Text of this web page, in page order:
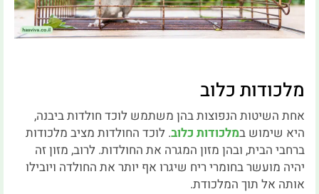
מלכודות כלוב
אחת השיטות הנפוצות בהן משתמש לוכד חולדות ביבנה,
היא שימוש במלכודות כלוב. לוכד החולדות מציב מלכודות
ברחבי הבית, ובהן מזון המגרה את החולדות. לרוב, מזון זה
יהיה מועשר בחומרי ריח שיגרו אף יותר את החולדה ויובילו
אותה אל תוך המלכודת.